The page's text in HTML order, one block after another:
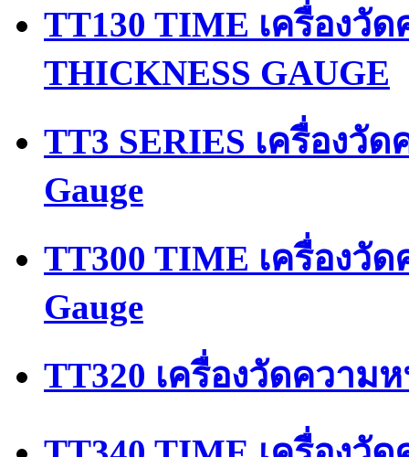
TT130 TIME เครื่องวั
THICKNESS GAUGE
TT3 SERIES เครื่องวั
Gauge
TT300 TIME เครื่องวั
Gauge
TT320 เครื่องวัดความ